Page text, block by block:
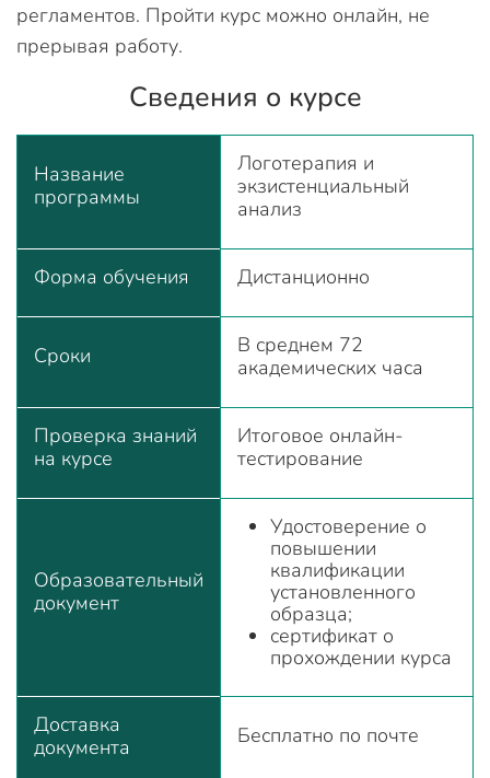
регламентов. Пройти курс можно онлайн, не
прерывая работу.
Сведения о курсе
Название
программы
Логотерапия и
экзистенциальный
анализ
Форма обучения Дистанционно
Сроки
В среднем 72
академических часа
Проверка знаний
на курсе
Итоговое онлайн-
тестирование
Образовательный
документ
Удостоверение о
повышении
квалификации
установленного
образца;
сертификат о
прохождении курса
Доставка
документа
Бесплатно по почте